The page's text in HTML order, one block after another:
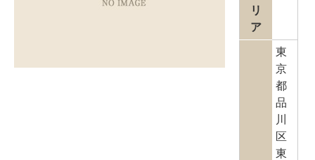
リ
ア
東
京
都
品
川
区
東